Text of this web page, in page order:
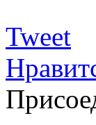
Tweet